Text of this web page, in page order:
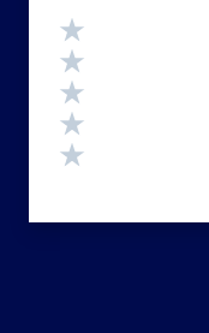
Valutazione